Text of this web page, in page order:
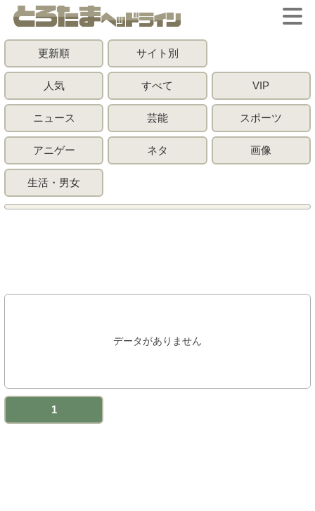
更新順 サイト別
人気 すべて VIP
ニュース 芸能 スポーツ
アニゲー ネタ 画像
生活・男女
データがありません
1